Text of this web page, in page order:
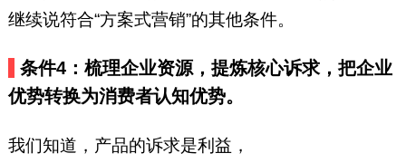
继续说符合“方案式营销”的其他条件。
条件4：梳理企业资源，提炼核心诉求，把企业
优势转换为消费者认知优势。
我们知道，产品的诉求是利益，